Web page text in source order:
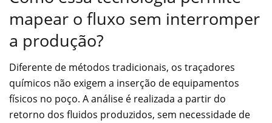
mapear o fluxo sem interromper
a produção?
Diferente de métodos tradicionais, os traçadores
químicos não exigem a inserção de equipamentos
físicos no poço. A análise é realizada a partir do
retorno dos fluidos produzidos, sem necessidade de